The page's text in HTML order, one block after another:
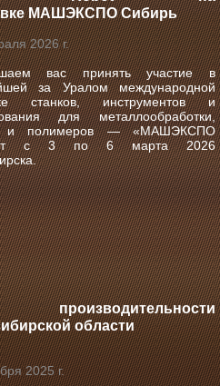
МАШЭКСПО Сибирь
2026 г.
вас принять участие в
за Уралом международной
станков, инструментов и
для металлообработки,
и полимеров —«МАШЭКСПО
с3 по 6 марта 2026
.
области
2025 г.